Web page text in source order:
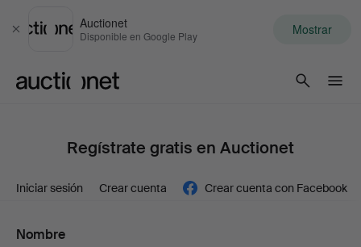
Cerrar
Auctionet
Disponible en Google Play Mostrar
Regístrate gratis en Auctionet
Iniciar sesión Crear cuenta Crear cuenta con Facebook
Nombre